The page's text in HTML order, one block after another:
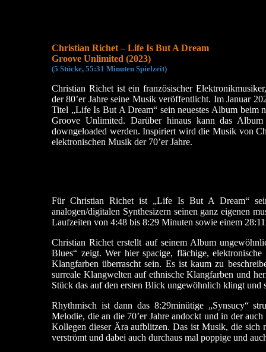
Christian Richet – Life Is But A Dream
Groove Unlimited (2023)
(5 Stücke, 55:31 Minuten Spielzeit)
Christian Richet ist ein französischer
der 80’er Jahre seine Musik veröffentlicht. Im Januar
Titel „Life Is But A Dream“ sein neuestes Album beim
Groove Unlimited. Darüber hinaus kann das
downgeloaded werden. Inspiriert wird die Musik von
elektronischen Musik der 70’er Jahre.
Für Christian Richet ist „Life Is But A Dream“
analogen/digitalen Synthesizern seinen ganz eigenen
Laufzeiten von 4:48 bis 8:29 Minuten sowie einem
Christian Richet erstellt auf seinem Album
Blues“ zeigt. Wer hier spacige, flächige,
Klangfarben überrascht sein. Es ist kaum zu
surreale Klangwelten auf ethnische Klangfarben und
Stück das auf den ersten Blick ungewöhnlich klingt und
Rhythmisch ist dann das 8:29minütige „Synsucy“
Melodie, die an die 70’er Jahre andockt und in der
Kollegen dieser Ära aufblitzen. Das ist Musik, die sich
verströmt und dabei auch durchaus mal poppige und